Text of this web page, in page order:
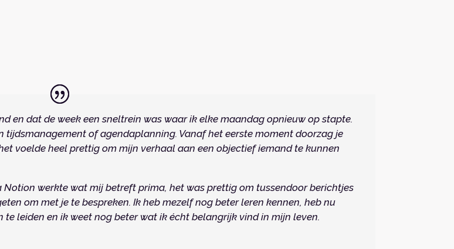
en dat de week een sneltrein was waar ik elke maandag opnieuw op stapte.
of agendaplanning. Vanaf het eerste moment doorzag je
voelde heel prettig om mijn verhaal aan een objectief iemand te kunnen
werkte wat mij betreft prima, het was prettig om tussendoor berichtjes
om met je te bespreken. Ik heb mezelf nog beter leren kennen, heb nu
leiden en ik weet nog beter wat ik écht belangrijk vind in mijn leven.